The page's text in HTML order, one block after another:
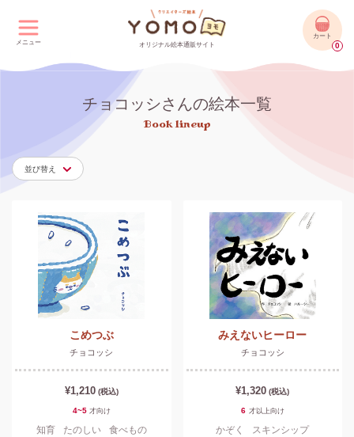
メニュー オリジナル絵本通販サイト
カート
0
チョコッシさんの絵本一覧
Book lineup
並び替え
こめつぶ
チョコッシ
¥1,210 (税込)
4~5 才向け
知育 たのしい
食べもの
みえないヒーロー
チョコッシ
¥1,320 (税込)
6 才以上向け
かぞく
スキンシップ